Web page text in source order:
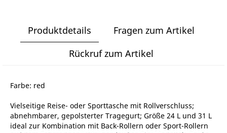
Produktdetails
Fragen zum Artikel
Rückruf zum Artikel
Farbe: red
Vielseitige Reise- oder Sporttasche mit Rollverschluss;
abnehmbarer, gepolsterter Tragegurt; Größe 24 L und 31 L
ideal zur Kombination mit Back-Rollern oder Sport-Rollern